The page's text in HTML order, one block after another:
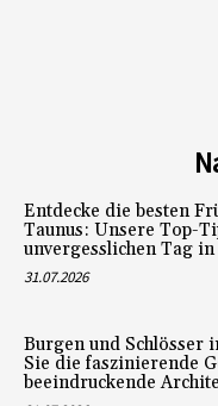
Entdecke die besten
Taunus: Unsere Top-
unvergesslichen Tag
31.07.2026
Burgen und Schlösser
Sie die faszinierende
beeindruckende